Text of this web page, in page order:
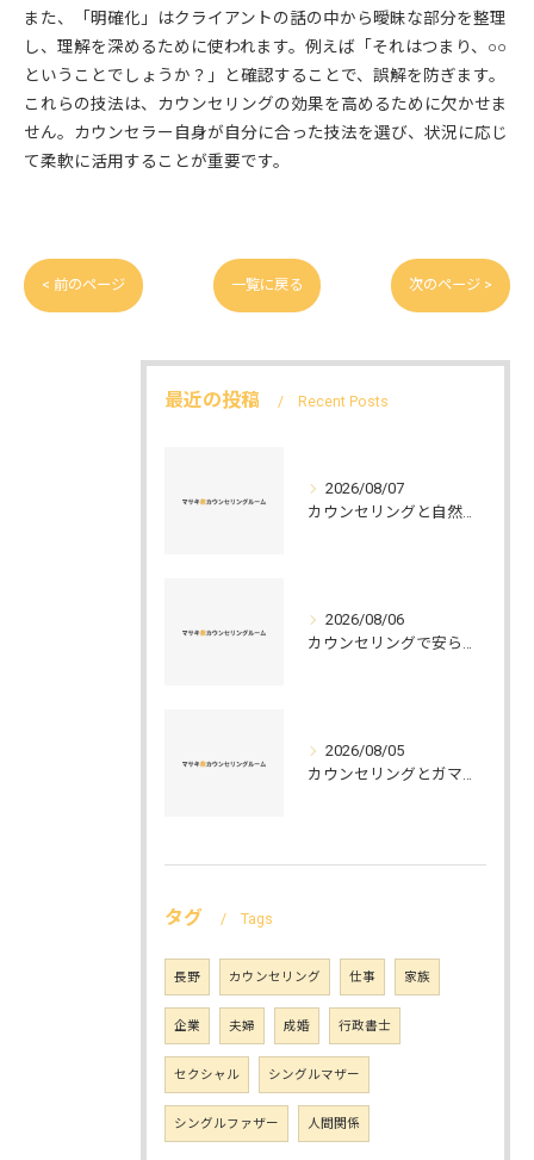
また、「明確化」はクライアントの話の中から曖昧な部分を整理
し、理解を深めるために使われます。例えば「それはつまり、○○
ということでしょうか？」と確認することで、誤解を防ぎます。
これらの技法は、カウンセリングの効果を高めるために欠かせま
せん。カウンセラー自身が自分に合った技法を選び、状況に応じ
て柔軟に活用することが重要です。
< 前のページ 一覧に戻る 次のページ >
最近の投稿 Recent Posts
2026/08/07
カウンセリングと自然環境がつなぐ実践例と環境カウンセラーの役割を解説
2026/08/06
カウンセリングで安らぐ空間を叶える安心と信頼のつくり方徹底解説
2026/08/05
カウンセリングとガマット選びの正解ガイド安心して相談できるポイントと実例解説
タグ Tags
長野 カウンセリング 仕事 家族
企業 夫婦 成婚 行政書士
セクシャル シングルマザー
シングルファザー 人間関係